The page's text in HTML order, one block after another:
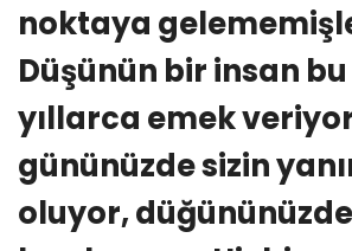
noktaya
Düşünün bir insan
yıllarca emek
gününüzde sizin
oluyor, düğününüzde